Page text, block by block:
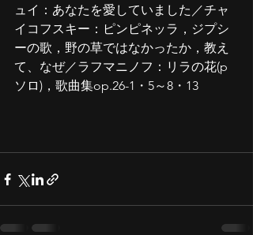
ュイ：あなたを愛していました／チャ
イコフスキー：ピンピネッラ，ジプシ
ーの歌，野の草ではなかったか，教え
て、なぜ／ラフマニノフ：リラの花(p
ソロ)，歌曲集op.26-1・5～8・13